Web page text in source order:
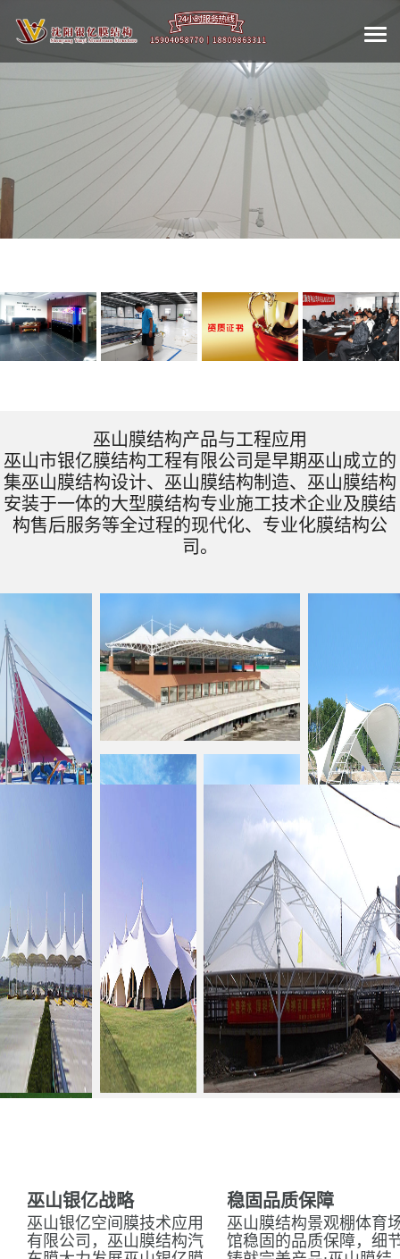
巫山膜结构产品与工程应用
巫山市银亿膜结构工程有限公司是早期巫山成立的
集巫山膜结构设计、巫山膜结构制造、巫山膜结构
安装于一体的大型膜结构专业施工技术企业及膜结
构售后服务等全过程的现代化、专业化膜结构公
司。
巫山银亿战略
巫山银亿空间膜技术应用
有限公司，巫山膜结构汽
稳固品质保障
巫山膜结构景观棚体育
馆稳固的品质保障，细